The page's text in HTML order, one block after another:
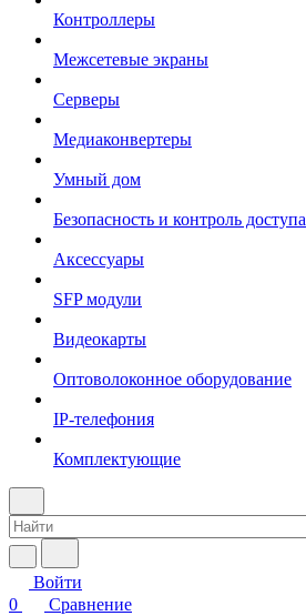
Контроллеры
Межсетевые экраны
Серверы
Медиаконвертеры
Умный дом
Безопасность и контроль доступа
Аксессуары
SFP модули
Видеокарты
Оптоволоконное оборудование
IP-телефония
Комплектующие
Войти
0
Сравнение